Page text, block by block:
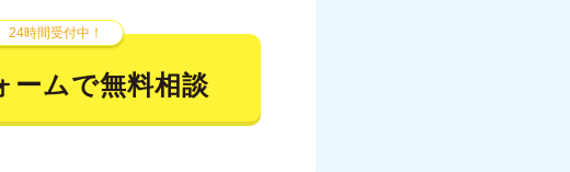
24時間受付中！
ームで無料相談